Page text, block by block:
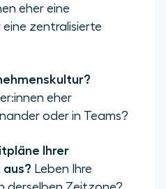
eher eine
eine zentralisierte
eher
oder in Teams?
Ihrer
Leben Ihre